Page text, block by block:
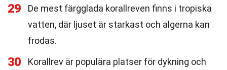
29
De mest färgglada korallreven finns i tropiska
vatten, där ljuset är starkast och algerna kan
frodas.
30
Korallrev är populära platser för dykning och